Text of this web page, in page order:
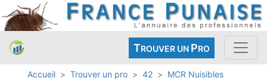
TROUVER UN PRO
Accueil Trouver un pro 42
MCR Nuisibles